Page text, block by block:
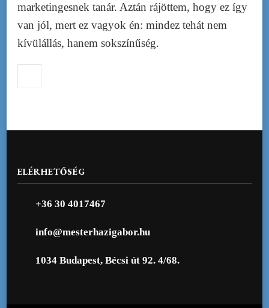
marketingesnek tanár. Aztán rájöttem, hogy ez így
van jól, mert ez vagyok én: mindez tehát nem
kívülállás, hanem sokszínűség.
ELÉRHETŐSÉG
+36 30 4017467
info@mesterhazigabor.hu
1034 Budapest, Bécsi út 92. 4/68.